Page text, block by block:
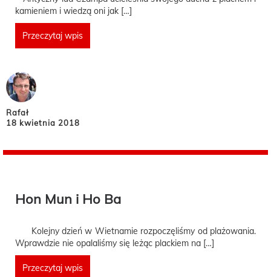
kamieniem i wiedzą oni jak […]
Przeczytaj wpis
Rafał
18 kwietnia 2018
Hon Mun i Ho Ba
Kolejny dzień w Wietnamie rozpoczęliśmy od plażowania.
Wprawdzie nie opalaliśmy się leżąc plackiem na […]
Przeczytaj wpis